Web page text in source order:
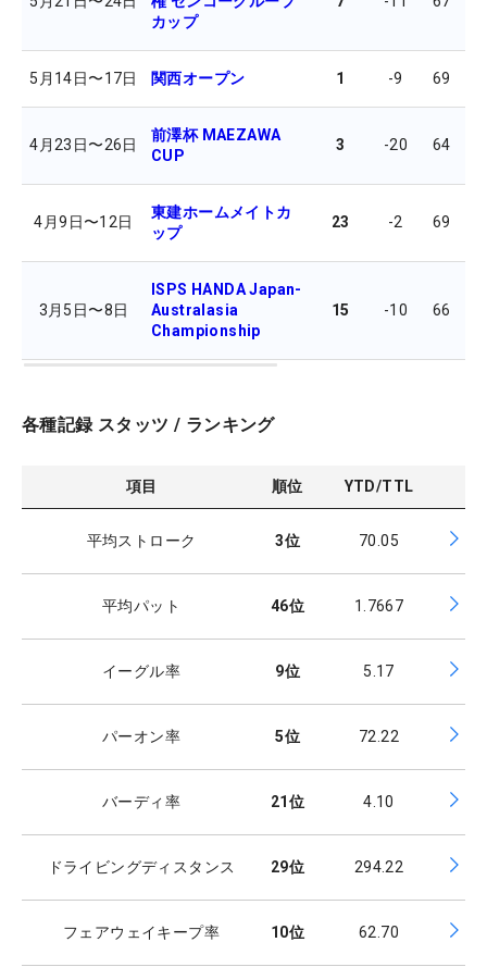
カップ
5月14日〜17日 関西オープン 1 -9 69
4月23日〜26日
前澤杯 MAEZAWA
CUP
3 -20 64
4月9日〜12日
東建ホームメイトカ
ップ
23 -2 69
3月5日〜8日
ISPS HANDA Japan-
Australasia
Championship
15 -10 66
各種記録 スタッツ / ランキング
項目 順位 YTD/TTL
平均ストローク 3位 70.05
平均パット 46位 1.7667
イーグル率 9位 5.17
パーオン率 5位 72.22
バーディ率 21位 4.10
ドライビングディスタンス 29位 294.22
フェアウェイキープ率 10位 62.70